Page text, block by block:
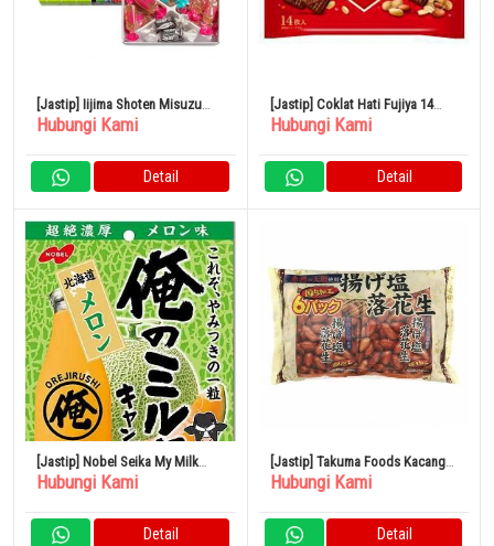
[Jastip] Iijima Shoten Misuzu
Candy Box 460gr 1 Kotak
Hubungi Kami
Detail
[Jastip] Coklat Hati Fujiya 14
Kantong Kacang x 15
Hubungi Kami
Detail
[Jastip] Nobel Seika My Milk
Hokkaido Melon 80g
Hubungi Kami
Detail
[Jastip] Takuma Foods Kacang
Asin Goreng 80 Bungkus
Hubungi Kami
Detail